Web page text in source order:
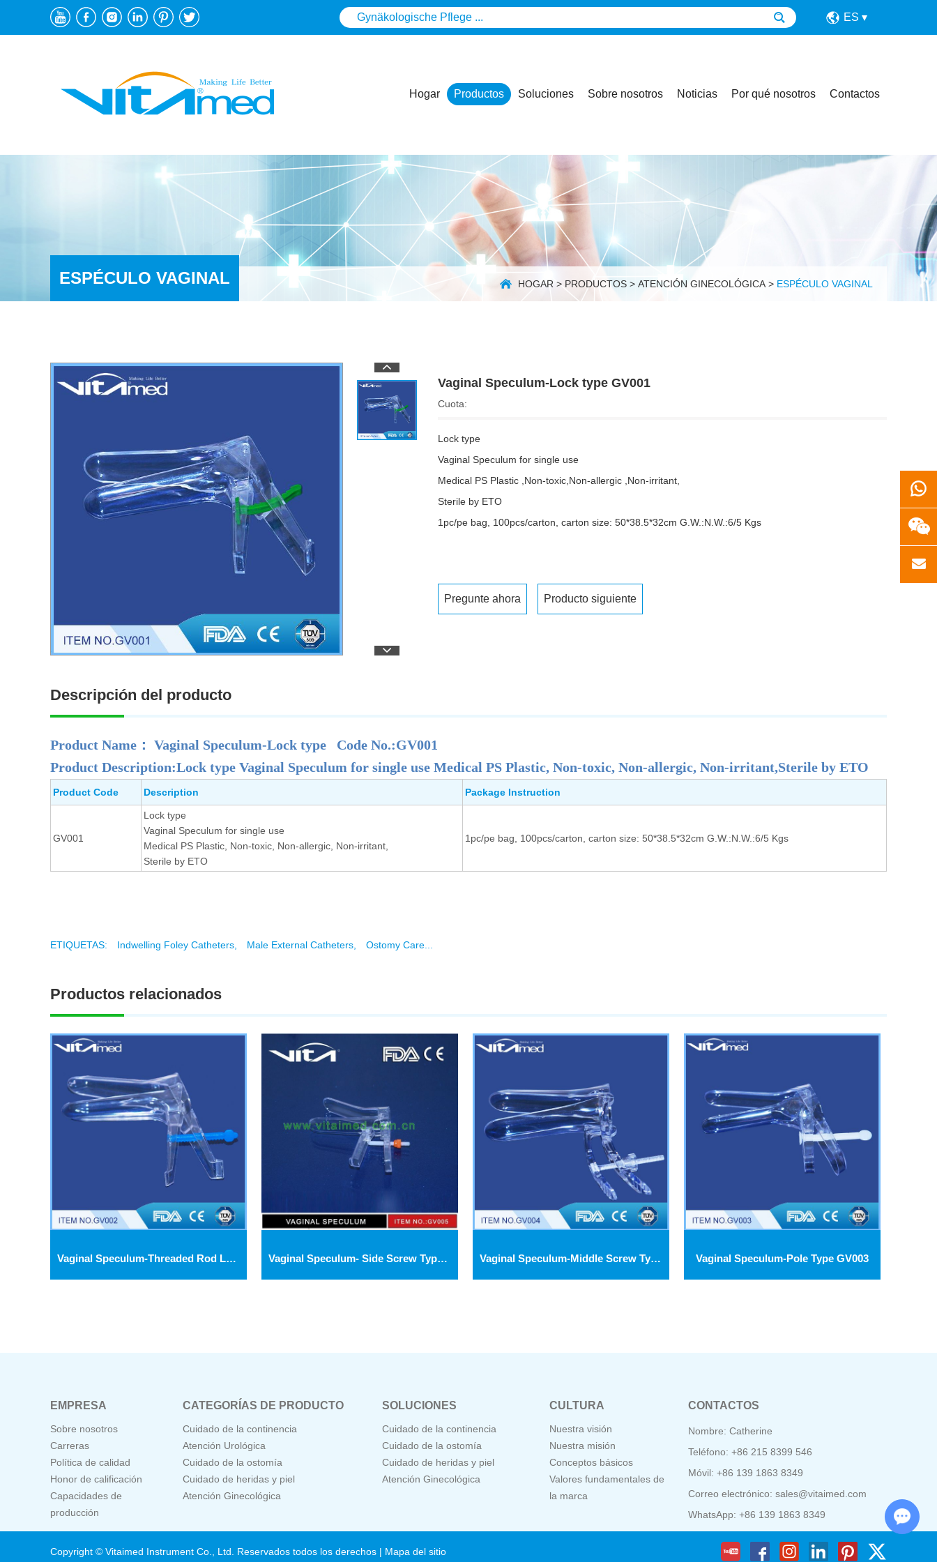
ES
Hogar Productos Soluciones Sobre nosotros Noticias Por qué nosotros Contactos
ESPÉCULO VAGINAL HOGAR > PRODUCTOS > ATENCIÓN GINECOLÓGICA > ESPÉCULO VAGINAL
Vaginal Speculum-Lock type GV001
Cuota:
Lock type
Vaginal Speculum for single use
Medical PS Plastic ,Non-toxic,Non-allergic ,Non-irritant,
Sterile by ETO
1pc/pe bag, 100pcs/carton, carton size: 50*38.5*32cm G.W.:N.W.:6/5 Kgs
Pregunte ahora Producto siguiente
Descripción del producto
Product Name： Vaginal Speculum-Lock type Code No.:GV001
Product Description:Lock type Vaginal Speculum for single use Medical PS Plastic, Non-toxic, Non-allergic, Non-irritant,Sterile by ETO
Product Code Description Package Instruction
GV001
Lock type
Vaginal Speculum for single use
Medical PS Plastic, Non-toxic, Non-allergic, Non-irritant,
Sterile by ETO
1pc/pe bag, 100pcs/carton, carton size: 50*38.5*32cm G.W.:N.W.:6/5 Kgs
ETIQUETAS: Indwelling Foley Catheters, Male External Catheters, Ostomy Care...
Productos relacionados
Vaginal Speculum-Threaded Rod Locking Type GV002 Vaginal Speculum- Side Screw Type GV005 Vaginal Speculum-Middle Screw Type GV004 Vaginal Speculum-Pole Type GV003
EMPRESA
Sobre nosotros
Carreras
Política de calidad
Honor de calificación
Capacidades de
producción
CATEGORÍAS DE PRODUCTO
Cuidado de la continencia
Atención Urológica
Cuidado de la ostomía
Cuidado de heridas y piel
Atención Ginecológica
SOLUCIONES
Cuidado de la continencia
Cuidado de la ostomía
Cuidado de heridas y piel
Atención Ginecológica
CULTURA
Nuestra visión
Nuestra misión
Conceptos básicos
Valores fundamentales de
la marca
CONTACTOS
Nombre: Catherine
Teléfono: +86 215 8399 546
Móvil: +86 139 1863 8349
Correo electrónico: sales@vitaimed.com
WhatsApp: +86 139 1863 8349
Copyright © Vitaimed Instrument Co., Ltd. Reservados todos los derechos | Mapa del sitio
Chat with Us